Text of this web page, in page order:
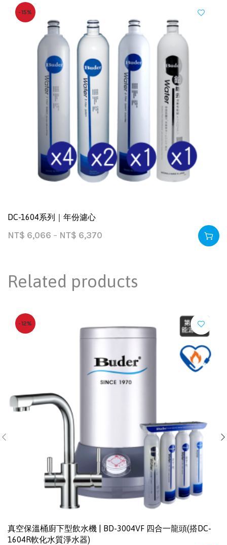
-15%
DC-1604系列｜年份濾心
NT$ 6,066 – NT$ 6,370
Related products
-12%
真空保溫桶廚下型飲水機 | BD-3004VF 四合一龍頭(搭DC-
1604R軟化水質淨水器)